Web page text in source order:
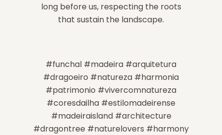
long before us, respecting the roots
that sustain the landscape.
#funchal #madeira #arquitetura
#dragoeiro #natureza #harmonia
#patrimonio #vivercomnatureza
#coresdailha #estilomadeirense
#madeiraisland #architecture
#dragontree #naturelovers #harmony